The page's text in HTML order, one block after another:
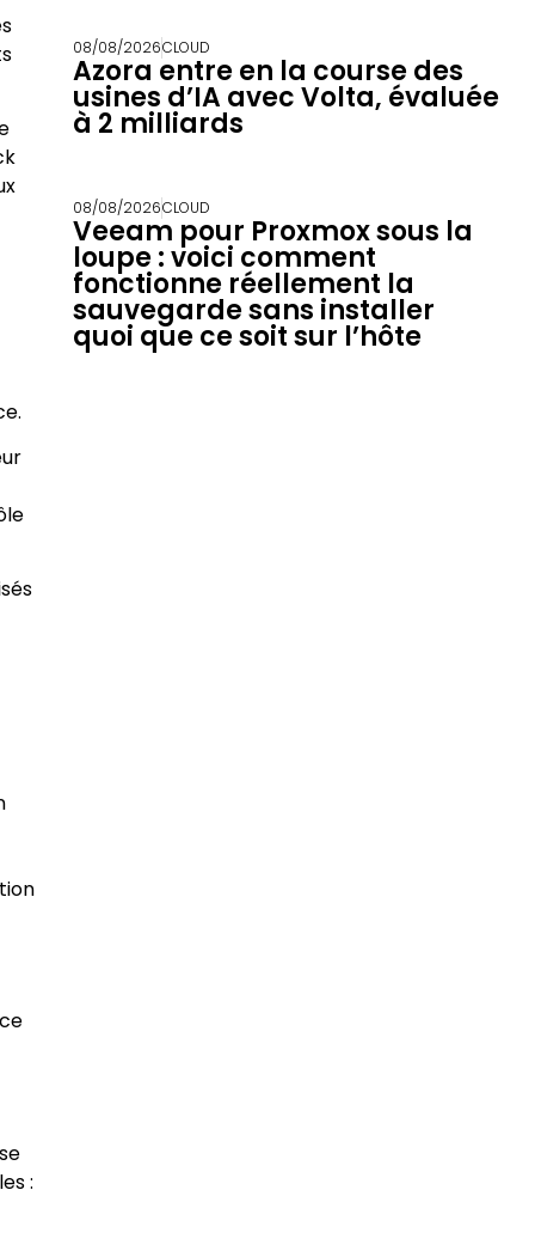
:
08/08/2026CLOUD
Azora entre en la course des
usines d’IA avec Volta, évaluée
à 2 milliards
08/08/2026CLOUD
Veeam pour Proxmox sous la
loupe : voici comment
fonctionne réellement la
sauvegarde sans installer
quoi que ce soit sur l’hôte